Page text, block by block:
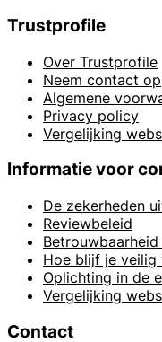
Trustprofile
Over Trustprofile
Neem contact op
Algemene
Privacy policy
Vergelijking
Informatie voor
De zekerheden
Reviewbeleid
Hoe blijf je
Oplichting in de
Vergelijking
Contact